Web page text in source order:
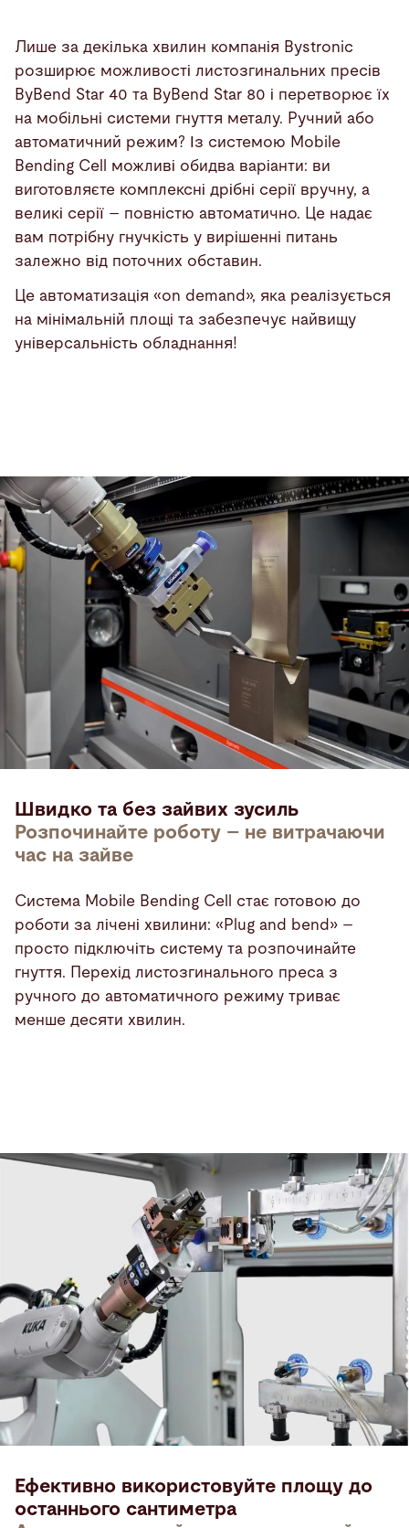
Лише за декілька хвилин компанія Bystronic
розширює можливості листозгинальних пресів
ByBend Star 40 та ByBend Star 80 і перетворює їх
на мобільні системи гнуття металу. Ручний або
автоматичний режим? Із системою Mobile
Bending Cell можливі обидва варіанти: ви
виготовляєте комплексні дрібні серії вручну, а
великі серії – повністю автоматично. Це надає
вам потрібну гнучкість у вирішенні питань
залежно від поточних обставин.
Це автоматизація «on demand», яка реалізується
на мінімальній площі та забезпечує найвищу
універсальність обладнання!
Швидко та без зайвих зусиль
Розпочинайте роботу – не витрачаючи
час на зайве
Система Mobile Bending Cell стає готовою до
роботи за лічені хвилини: «Plug and bend» –
просто підключіть систему та розпочинайте
гнуття. Перехід листозгинального преса з
ручного до автоматичного режиму триває
менше десяти хвилин.
Ефективно використовуйте площу до
останнього сантиметра